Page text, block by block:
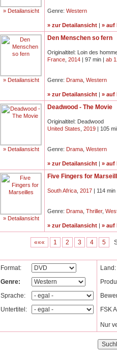
» Detailansicht Genre: Western
» zur Detailansicht | » auf
» Detailansicht
Den Menschen so fern
Originaltitel: Loin des
France 2014 | 97 min | ab
Genre: Drama Western
» zur Detailansicht | » auf
» Detailansicht
Deadwood - The Movie
Originaltitel: Deadwood
United States 2019 | 105
Genre: Drama Western
» zur Detailansicht | » auf
» Detailansicht
Five Fingers for
South Africa 2017 | 114
Genre: Drama Thriller,
» zur Detailansicht | » auf
««« 1 2 3 4 5
Format:
Genre:
Sprache:
Untertitel:
Land:
FSK
Nur